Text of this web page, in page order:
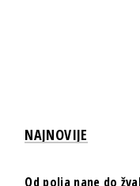
NAJNOVIJE
Od polja nane do